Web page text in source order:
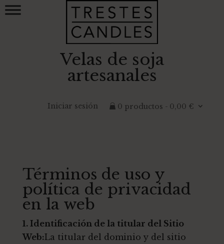
Velas de soja
artesanales
Iniciar sesión 0 productos 0,00 €
Términos de uso y
política de privacidad
en la web
1. Identificación de la titular del Sitio
Web:La titular del dominio y del sitio